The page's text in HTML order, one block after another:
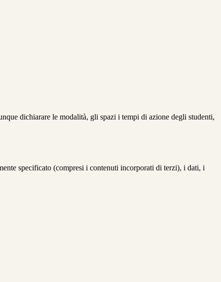
dichiarare le modalità, gli spazi i tempi di azione degli studenti,
specificato (compresi i contenuti incorporati di terzi), i dati, i